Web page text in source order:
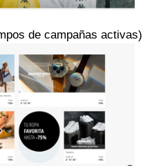
de campañas activas)